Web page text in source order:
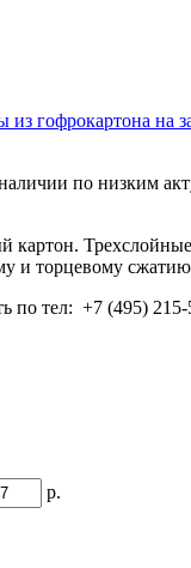
из гофрокартона на
по низким
картон.
и торцевому
по тел: +7 (495)
р.